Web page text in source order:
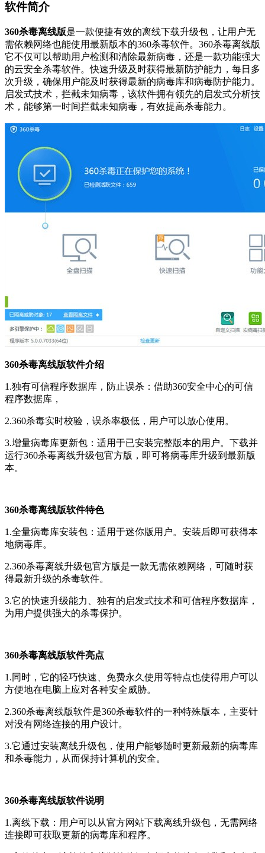
软件简介
360杀毒离线版是一款便捷有效的离线下载升级包，让用户无
需依赖网络也能使用最新版本的360杀毒软件。360杀毒离线版
它不仅可以帮助用户检测和清除最新病毒，还是一款功能强大
的云安全杀毒软件。快速升级及时获得最新防护能力，每日多
次升级，确保用户能及时获得最新的病毒库和病毒防护能力。
启发式技术，拦截未知病毒，该软件拥有领先的启发式分析技
术，能够第一时间拦截未知病毒，有效提高杀毒能力。
360杀毒离线版软件介绍
1.独有可信程序数据库，防止误杀：借助360安全中心的可信
程序数据库，
2.360杀毒实时校验，误杀率极低，用户可以放心使用。
3.增量病毒库更新包：适用于已安装完整版本的用户。下载并
运行360杀毒离线升级包官方版，即可将病毒库升级到最新版
本。
360杀毒离线版软件特色
1.全量病毒库安装包：适用于迷你版用户。安装后即可获得本
地病毒库。
2.360杀毒离线升级包官方版是一款无需依赖网络，可随时获
得最新升级的杀毒软件。
3.它的快速升级能力、独有的启发式技术和可信程序数据库，
为用户提供强大的杀毒保护。
360杀毒离线版软件亮点
1.同时，它的轻巧快速、免费永久使用等特点也使得用户可以
方便地在电脑上应对各种安全威胁。
2.360杀毒离线版软件是360杀毒软件的一种特殊版本，主要针
对没有网络连接的用户设计。
3.它通过安装离线升级包，使用户能够随时更新最新的病毒库
和杀毒能力，从而保持计算机的安全。
360杀毒离线版软件说明
1.离线下载：用户可以从官方网站下载离线升级包，无需网络
连接即可获取更新的病毒库和程序。